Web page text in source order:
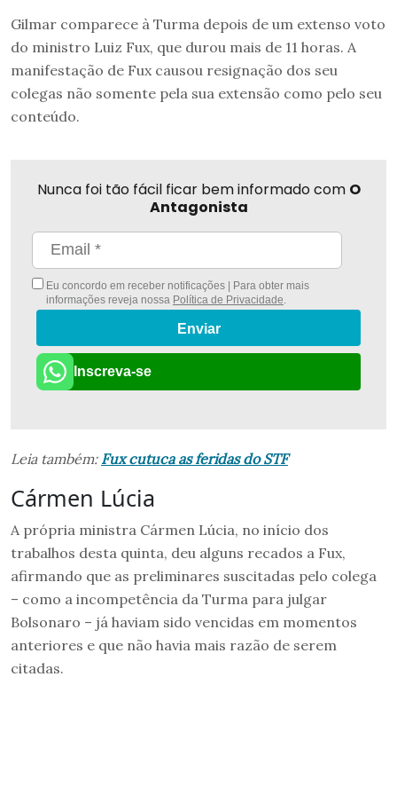
Gilmar comparece à Turma depois de um extenso voto
do ministro Luiz Fux, que durou mais de 11 horas. A
manifestação de Fux causou resignação dos seu
colegas não somente pela sua extensão como pelo seu
conteúdo.
Nunca foi tão fácil ficar bem informado com O
Antagonista
Eu concordo em receber notificações | Para obter mais
informações reveja nossa Política de Privacidade
Enviar
Inscreva-se
Leia também: Fux cutuca as feridas do STF
Cármen Lúcia
A própria ministra Cármen Lúcia, no início dos
trabalhos desta quinta, deu alguns recados a Fux,
afirmando que as preliminares suscitadas pelo colega
– como a incompetência da Turma para julgar
Bolsonaro – já haviam sido vencidas em momentos
anteriores e que não havia mais razão de serem
citadas.